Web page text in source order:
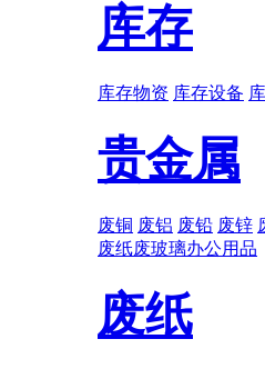
库存
库存物资 库存设备
贵金属
废铜 废铝 废铅 废锌
废纸废玻璃办公用品
废纸